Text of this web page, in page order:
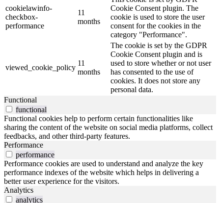
cookielawinfo-
checkbox-
performance
11
months
Cookie Consent plugin. The
cookie is used to store the user
consent for the cookies in the
category "Performance".
viewed_cookie_policy
11
months
The cookie is set by the GDPR
Cookie Consent plugin and is
used to store whether or not user
has consented to the use of
cookies. It does not store any
personal data.
Functional
functional
Functional cookies help to perform certain functionalities like
sharing the content of the website on social media platforms, collect
feedbacks, and other third-party features.
Performance
performance
Performance cookies are used to understand and analyze the key
performance indexes of the website which helps in delivering a
better user experience for the visitors.
Analytics
analytics